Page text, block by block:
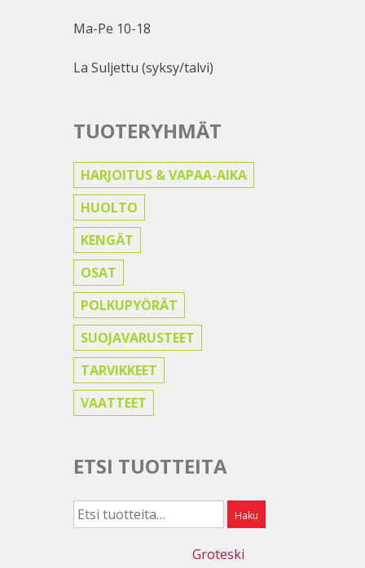
Ma-Pe 10-18
La Suljettu (syksy/talvi)
TUOTERYHMÄT
HARJOITUS & VAPAA-AIKA
HUOLTO
KENGÄT
OSAT
POLKUPYÖRÄT
SUOJAVARUSTEET
TARVIKKEET
VAATTEET
ETSI TUOTTEITA
Etsi: Haku
Groteski